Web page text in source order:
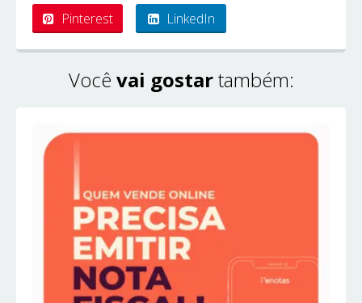
Pinterest LinkedIn
Você vai gostartambém: